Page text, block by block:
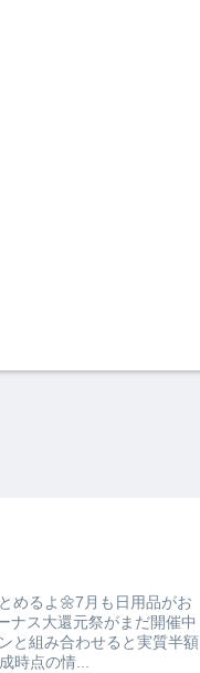
めるよ🌼7月も日用品がお
ナス大還元祭がまだ開催中
と組み合わせると実質半額
時点の情...